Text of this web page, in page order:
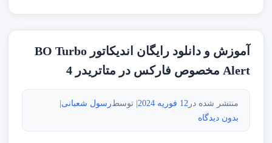
آموزش و دانلود رایگان اندیکاتور BO Turbo
Alert مخصوص فارکس در متاتریدر 4
منتشر شده در 12 فوریه 2024 | توسطرسول شعبانی|
بدون دیدگاه